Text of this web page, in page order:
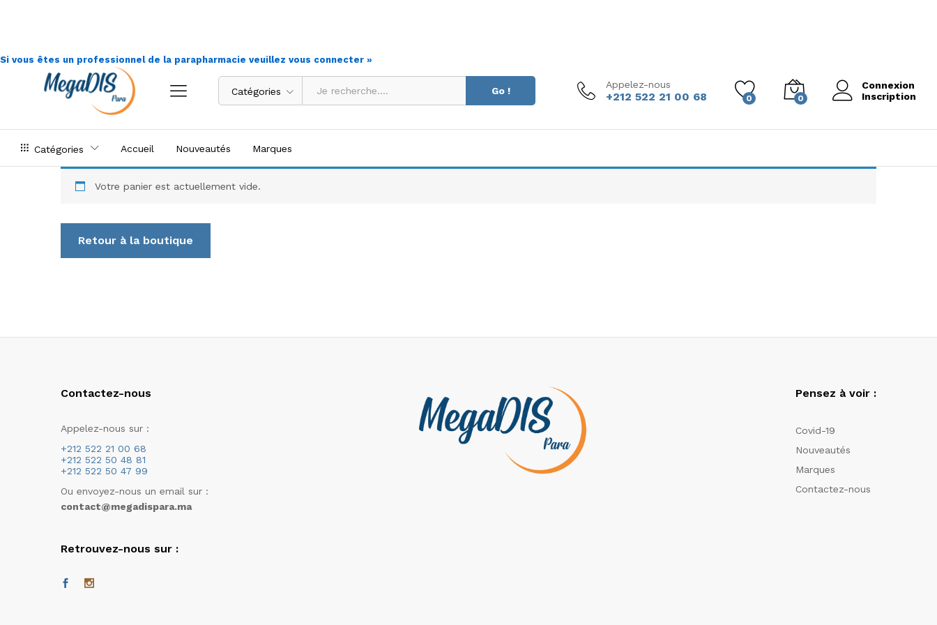
Si vous êtes un professionnel de la parapharmacie veuillez vous connecter »
Catégories Go !
Appelez-nous
+212 522 21 00 68 0 0
Connexion
Inscription
Catégories Accueil Nouveautés Marques
Votre panier est actuellement vide.
Retour à la boutique
Contactez-nous
Appelez-nous sur :
+212 522 21 00 68
+212 522 50 48 81
+212 522 50 47 99
Ou envoyez-nous un email sur :
contact@megadispara.ma
Retrouvez-nous sur :
Pensez à voir :
Covid-19
Nouveautés
Marques
Contactez-nous